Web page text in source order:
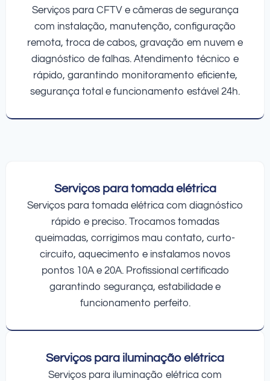
Serviços para CFTV e câmeras de segurança
com instalação, manutenção, configuração
remota, troca de cabos, gravação em nuvem e
diagnóstico de falhas. Atendimento técnico e
rápido, garantindo monitoramento eficiente,
segurança total e funcionamento estável 24h.
Serviços para tomada elétrica
Serviços para tomada elétrica com diagnóstico
rápido e preciso. Trocamos tomadas
queimadas, corrigimos mau contato, curto-
circuito, aquecimento e instalamos novos
pontos 10A e 20A. Profissional certificado
garantindo segurança, estabilidade e
funcionamento perfeito.
Serviços para iluminação elétrica
Serviços para iluminação elétrica com